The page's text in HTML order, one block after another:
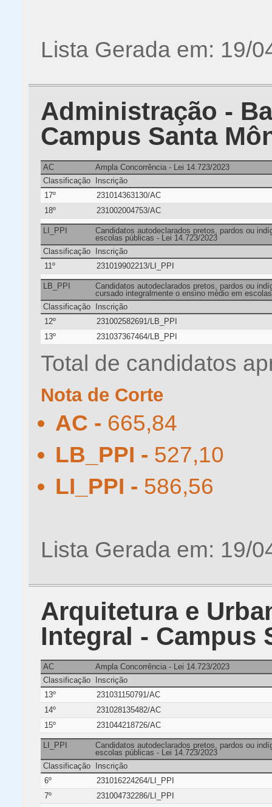
Lista Gerada em: 19/
Administração -
Campus Santa
AC
Ampla Concorrência - Lei 14.723/2023
Classificação
Inscrição
17º
231014363130/AC
18º
231002004753/AC
LI_PPI
Candidatos autodeclarados pretos, pardos ou
escolas públicas - Lei 14.723/2023
Classificação
Inscrição
11º
231019902213/LI_PPI
LB_PPI
Candidatos autodeclarados pretos, pardos ou
cursado integralmente o ensino médio em
Classificação
Inscrição
12º
231002582691/LB_PPI
13º
231037367464/LB_PPI
Total de candidatos
Nota de Corte
AC - 665,84
LB_PPI - 527,10
LI_PPI - 586,56
Lista Gerada em: 19/
Arquitetura e
Integral - Campus
AC
Ampla Concorrência - Lei 14.723/2023
Classificação
Inscrição
13º
231031150791/AC
14º
231028135482/AC
15º
231044218726/AC
LI_PPI
Candidatos autodeclarados pretos, pardos ou
escolas públicas - Lei 14.723/2023
Classificação
Inscrição
6º
231016224264/LI_PPI
7º
231004732286/LI_PPI